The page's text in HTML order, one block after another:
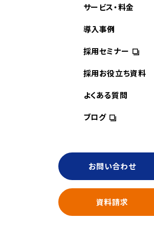
サービス・料金
導入事例
採用セミナー
採用お役立ち資料
よくある質問
ブログ
お問い合わせ
資料請求